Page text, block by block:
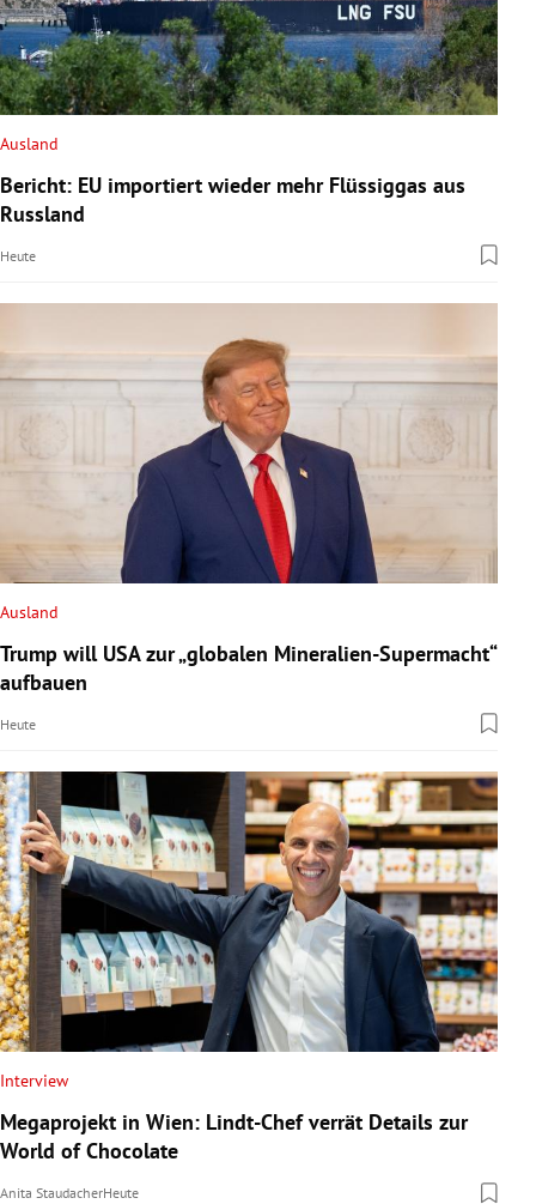
Ausland
Bericht: EU importiert wieder mehr Flüssiggas aus
Russland
Heute
Ausland
Trump will USA zur „globalen Mineralien-Supermacht“
aufbauen
Heute
Interview
Megaprojekt in Wien: Lindt-Chef verrät Details zur
World of Chocolate
Anita StaudacherHeute